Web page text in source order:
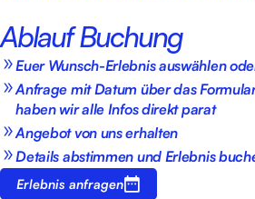
Ablauf Buchung
Euer Wunsch-Erlebnis auswählen
Anfrage mit Datum über das
haben wir alle Infos direkt parat
Angebot von uns erhalten
Details abstimmen und Erlebnis
Erlebnis anfragen